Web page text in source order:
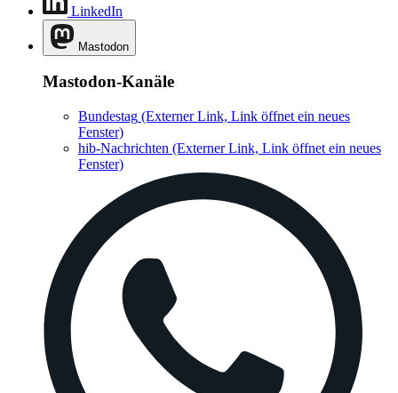
LinkedIn
Mastodon
Mastodon-Kanäle
Bundestag (Externer Link, Link öffnet ein neues
Fenster)
hib-Nachrichten (Externer Link, Link öffnet ein neues
Fenster)